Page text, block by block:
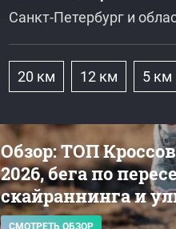
Санкт-Петербург и
20 км 12 км 5 км
Обзор: ТОП
2026, бега по
скайраннинга и
СМОТРЕТЬ ОБЗОР